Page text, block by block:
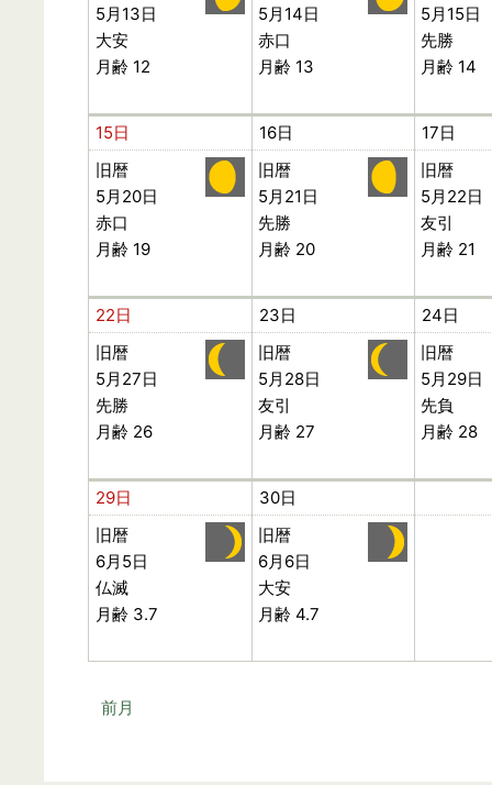
5月13日
大安
月齢 12
5月14日
赤口
月齢 13
5月15日
先勝
月齢 14
15日 16日
17日
旧暦
5月20日
赤口
月齢 19
旧暦
5月21日
先勝
月齢 20
旧暦
5月22日
友引
月齢 21
22日 23日
24日
旧暦
5月27日
先勝
月齢 26
旧暦
5月28日
友引
月齢 27
旧暦
5月29日
先負
月齢 28
29日
30日
旧暦
6月5日
仏滅
月齢 3.7
旧暦
6月6日
大安
月齢 4.7
前月